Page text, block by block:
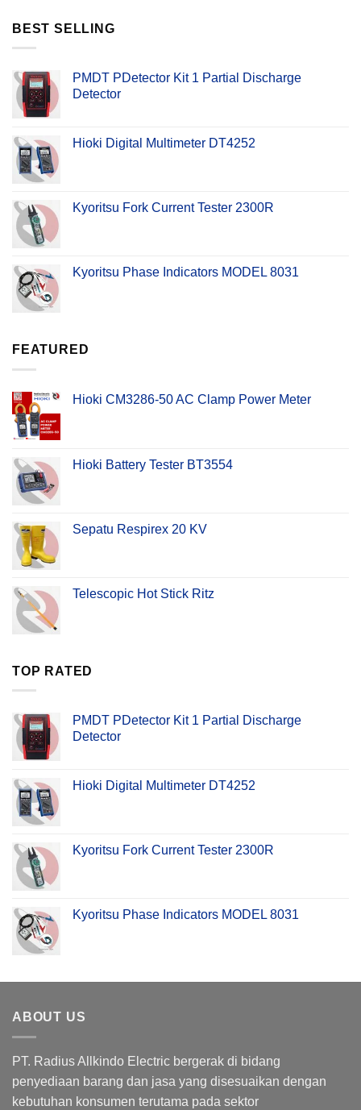
BEST SELLING
PMDT PDetector Kit 1 Partial Discharge
Detector
Hioki Digital Multimeter DT4252
Kyoritsu Fork Current Tester 2300R
Kyoritsu Phase Indicators MODEL 8031
FEATURED
Hioki CM3286-50 AC Clamp Power Meter
Hioki Battery Tester BT3554
Sepatu Respirex 20 KV
Telescopic Hot Stick Ritz
TOP RATED
PMDT PDetector Kit 1 Partial Discharge
Detector
Hioki Digital Multimeter DT4252
Kyoritsu Fork Current Tester 2300R
Kyoritsu Phase Indicators MODEL 8031
ABOUT US
PT. Radius Allkindo Electric bergerak di bidang
penyediaan barang dan jasa yang disesuaikan dengan
kebutuhan konsumen terutama pada sektor